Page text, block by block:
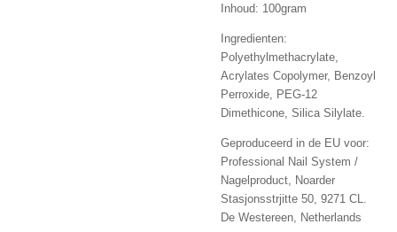
Inhoud: 100gram
Ingredienten:
Polyethylmethacrylate,
Acrylates Copolymer, Benzoyl
Perroxide, PEG-12
Dimethicone, Silica Silylate.
Geproduceerd in de EU voor:
Professional Nail System /
Nagelproduct, Noarder
Stasjonsstrjitte 50, 9271 CL.
De Westereen, Netherlands